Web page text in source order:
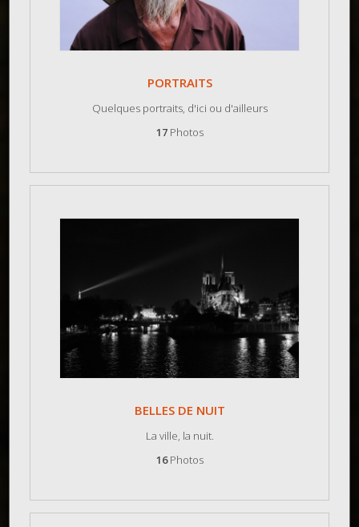
PORTRAITS
Quelques portraits, d'ici ou d'ailleurs
17Photos
BELLES DE NUIT
La ville, la nuit.
16Photos